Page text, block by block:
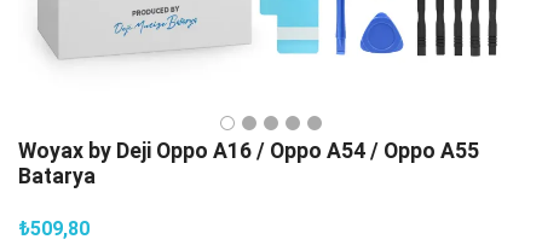
Woyax by Deji Oppo A16 / Oppo A54 / Oppo A55
Batarya
₺509,80